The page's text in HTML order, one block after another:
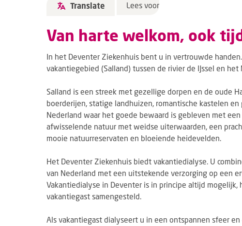
Translate Lees voor
Van harte welkom, ook
In het Deventer Ziekenhuis bent u in vertrouwde
vakantiegebied (Salland) tussen de rivier de IJssel en
Salland is een streek met gezellige dorpen en de oude
boerderijen, statige landhuizen, romantische kastelen
Nederland waar het goede bewaard is gebleven met
afwisselende natuur met weidse uiterwaarden, een
mooie natuurreservaten en bloeiende heidevelden.
Het Deventer Ziekenhuis biedt vakantiedialyse. U
van Nederland met een uitstekende verzorging op een
Vakantiedialyse in Deventer is in principe altijd
vakantiegast samengesteld.
Als vakantiegast dialyseert u in een ontspannen sfeer